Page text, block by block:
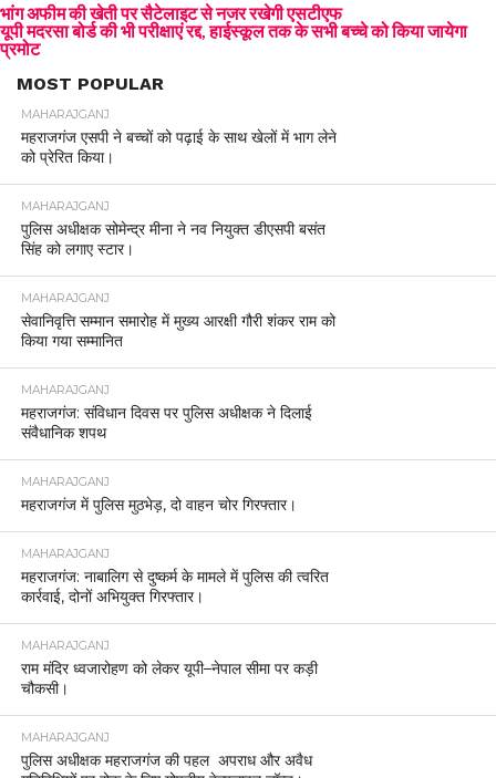
भांग अफीम की खेती पर सैटेलाइट से नजर रखेगी एसटीएफ
यूपी मदरसा बोर्ड की भी परीक्षाएं रद्द, हाईस्कूल तक के सभी बच्चे को किया जायेगा
प्रमोट
MOST POPULAR
MAHARAJGANJ
महराजगंज एसपी ने बच्चों को पढ़ाई के साथ खेलों में भाग लेने
को प्रेरित किया।
MAHARAJGANJ
पुलिस अधीक्षक सोमेन्द्र मीना ने नव नियुक्त डीएसपी बसंत
सिंह को लगाए स्टार।
MAHARAJGANJ
सेवानिवृत्ति सम्मान समारोह में मुख्य आरक्षी गौरी शंकर राम को
किया गया सम्मानित
MAHARAJGANJ
महराजगंज: संविधान दिवस पर पुलिस अधीक्षक ने दिलाई
संवैधानिक शपथ
MAHARAJGANJ
महराजगंज में पुलिस मुठभेड़, दो वाहन चोर गिरफ्तार।
MAHARAJGANJ
महराजगंज: नाबालिग से दुष्कर्म के मामले में पुलिस की त्वरित
कार्रवाई, दोनों अभियुक्त गिरफ्तार।
MAHARAJGANJ
राम मंदिर ध्वजारोहण को लेकर यूपी–नेपाल सीमा पर कड़ी
चौकसी।
MAHARAJGANJ
पुलिस अधीक्षक महराजगंज की पहल अपराध और अवैध